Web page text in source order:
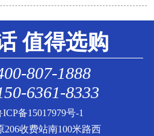
值得选购
807-1888
6361-8333
ICP备15017979号-1
206收费站南100米路西